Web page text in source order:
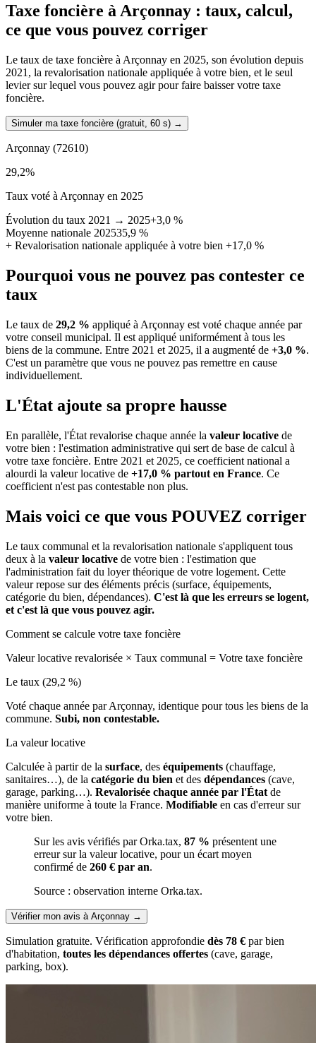
Taxe foncière àArçonnay : taux, calcul,
ce que vous pouvez corriger
Le taux de taxe foncière à Arçonnay en 2025, son évolution depuis
2021, la revalorisation nationale appliquée à votre bien, et le seul
levier sur lequel vous pouvez agir pour faire baisser votre taxe
foncière.
Simuler ma taxe foncière (gratuit, 60 s) →
Arçonnay (72610)
29,2%
Taux voté à Arçonnay en 2025
Évolution du taux 2021 → 2025+3,0 %
Moyenne nationale 202535,9 %
+ Revalorisation nationale appliquée à votre bien +17,0 %
Pourquoi vous ne pouvez pas contester ce
taux
Le taux de 29,2 % appliqué à Arçonnay est voté chaque année par
votre conseil municipal. Il est appliqué uniformément à tous les
biens de la commune. Entre 2021 et 2025, il a augmenté de +3,0 %.
C'est un paramètre que vous ne pouvez pas remettre en cause
individuellement.
L'État ajoute sa propre hausse
En parallèle, l'État revalorise chaque année la valeur locative de
votre bien : l'estimation administrative qui sert de base de calcul à
votre taxe foncière. Entre 2021 et 2025, ce coefficient national a
alourdi la valeur locative de +17,0 % partout en France. Ce
coefficient n'est pas contestable non plus.
Mais voici ce que vous POUVEZ corriger
Le taux communal et la revalorisation nationale s'appliquent tous
deux à la valeur locative de votre bien : l'estimation que
l'administration fait du loyer théorique de votre logement. Cette
valeur repose sur des éléments précis (surface, équipements,
catégorie du bien, dépendances). C'est là que les erreurs se logent,
et c'est là que vous pouvez agir.
Comment se calcule votre taxe foncière
Valeur locative revalorisée × Taux communal = Votre taxe foncière
Le taux (29,2 %)
Voté chaque année par Arçonnay, identique pour tous les biens de la
commune. Subi, non contestable.
La valeur locative
Calculée à partir de la surface, des équipements (chauffage,
sanitaires…), de la catégorie du bien et des dépendances (cave,
garage, parking…). Revalorisée chaque année par l'État de
manière uniforme à toute la France. Modifiable en cas d'erreur sur
votre bien.
Sur les avis vérifiés par Orka.tax, 87 % présentent une
erreur sur la valeur locative, pour un écart moyen
confirmé de 260 € par an.
Source : observation interne Orka.tax.
Vérifier mon avis à Arçonnay →
Simulation gratuite. Vérification approfondie dès 78 € par bien
d'habitation, toutes les dépendances offertes (cave, garage,
parking, box).